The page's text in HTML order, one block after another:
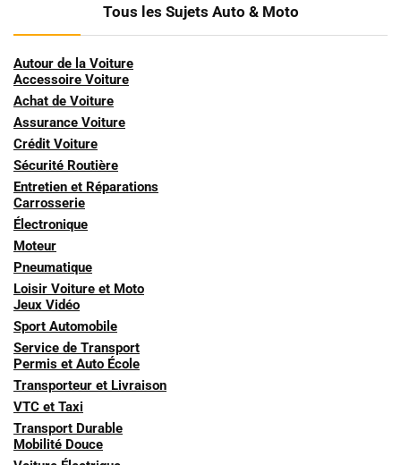
Tous les Sujets Auto & Moto
Autour de la Voiture
Accessoire Voiture
Achat de Voiture
Assurance Voiture
Crédit Voiture
Sécurité Routière
Entretien et Réparations
Carrosserie
Électronique
Moteur
Pneumatique
Loisir Voiture et Moto
Jeux Vidéo
Sport Automobile
Service de Transport
Permis et Auto École
Transporteur et Livraison
VTC et Taxi
Transport Durable
Mobilité Douce